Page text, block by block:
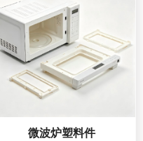
微波炉塑料件